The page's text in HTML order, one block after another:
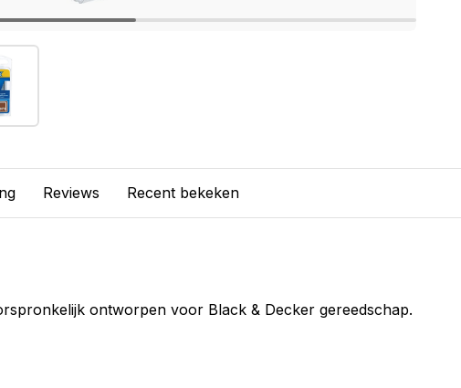
Reviews Recent bekeken
ontworpen voor Black & Decker gereedschap.